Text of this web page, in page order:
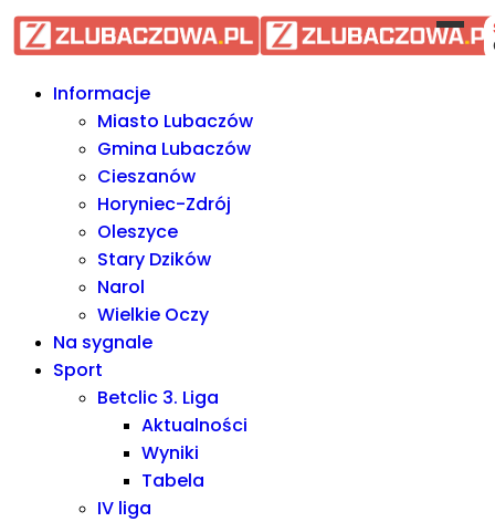
Informacje Lubaczów, powiat
Informacje
Miasto Lubaczów
Gmina Lubaczów
Cieszanów
Horyniec-Zdrój
Oleszyce
Stary Dzików
Narol
Wielkie Oczy
Na sygnale
Sport
Betclic 3. Liga
Aktualności
Wyniki
Tabela
IV liga